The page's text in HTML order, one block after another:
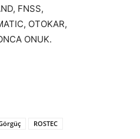
FNSS,
OTOKAR,
ONUK.
ROSTEC